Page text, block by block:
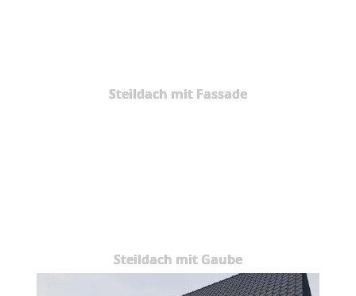
Steildach mit Fassade
Steildach mit Gaube